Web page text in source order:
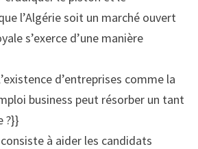
l’Algérie soit un marché ouvert
s’exerce d’une manière
d’entreprises comme la
business peut résorber un tant
?}}
à aider les candidats